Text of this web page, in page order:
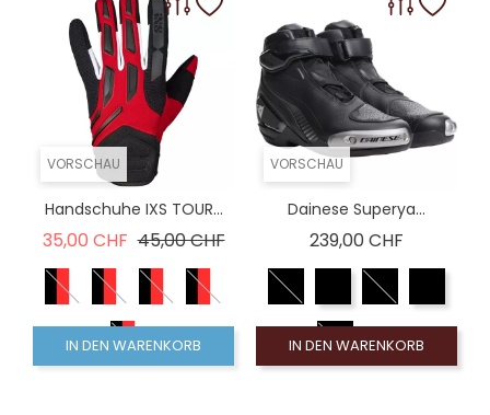
VORSCHAU
Handschuhe IXS TOUR...
35,00 CHF Verkaufspreis
45,00 CHFPreis
IN DEN WARENKORB
VORSCHAU
Dainese Superya...
239,00 CHF
IN DEN WARENKORB